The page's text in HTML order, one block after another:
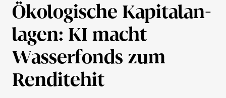
Ökolo­gi­sche Kapital­an­
lagen: KI macht
Wasser­fonds zum
Rendi­tehit